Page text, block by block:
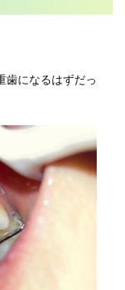
歯になるはずだっ